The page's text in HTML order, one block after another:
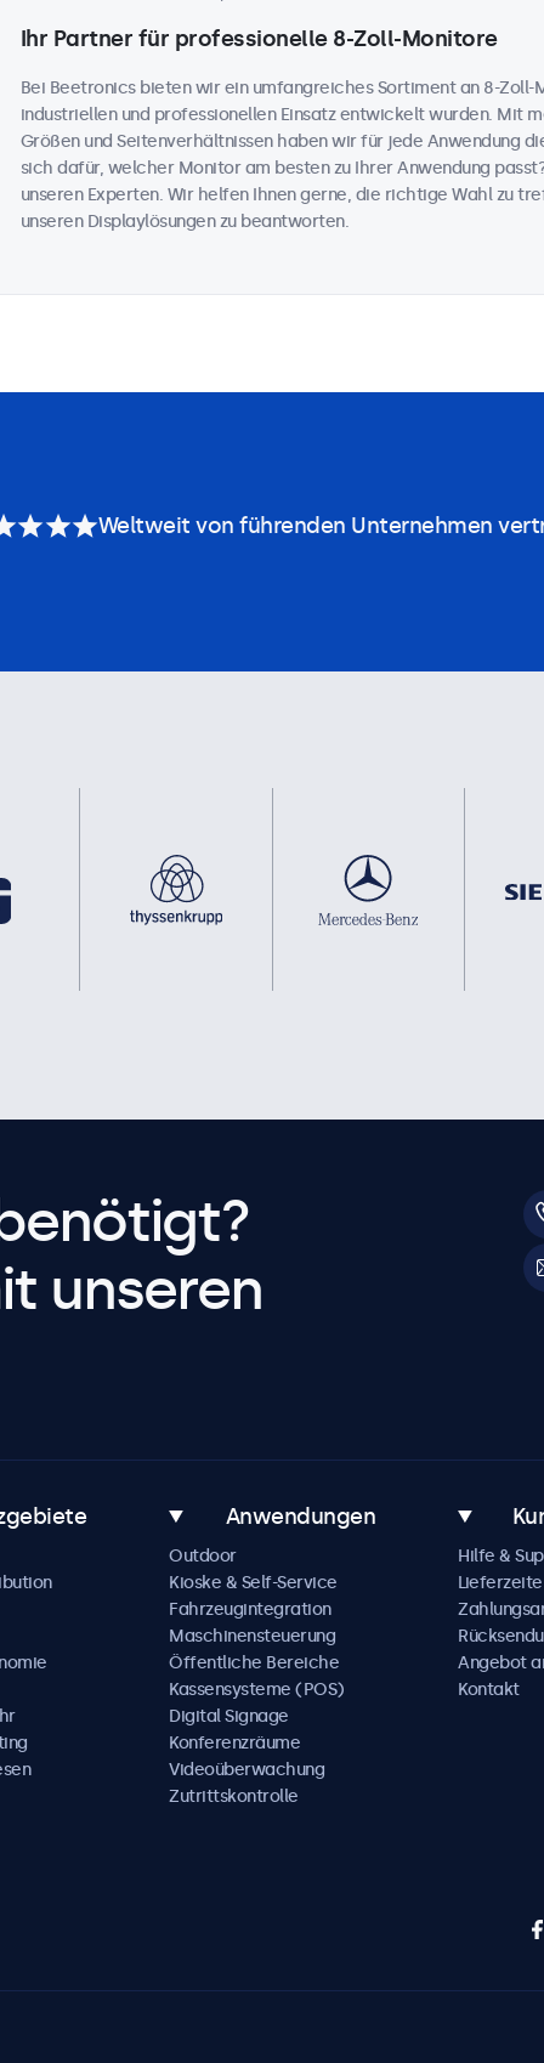
Ihr Partner für professionelle 8-Zoll-Monitore
Bei Beetronics bieten wir ein umfangreiches Sortiment an 8-Zoll-
industriellen und professionellen Einsatz entwickelt wurden. Mit
Größen und Seitenverhältnissen haben wir für jede Anwendung
sich dafür, welcher Monitor am besten zu Ihrer Anwendung
unseren Experten. Wir helfen Ihnen gerne, die richtige Wahl zu
unseren Displaylösungen zu beantworten.
Weltweit von führenden Unternehmen
unseren
Anwendungen
Outdoor
Kioske & Self-Service
Fahrzeugintegration
Maschinensteuerung
Öffentliche Bereiche
Kassensysteme (POS)
Digital Signage
Konferenzräume
Videoüberwachung
Zutrittskontrolle
Hilfe &
Angebot
Kontakt